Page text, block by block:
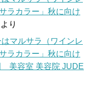
ラカラー」秋に向け
より
マルサラ（ワインレ
ラカラー」秋に向け
美容室 美容院 JUDE